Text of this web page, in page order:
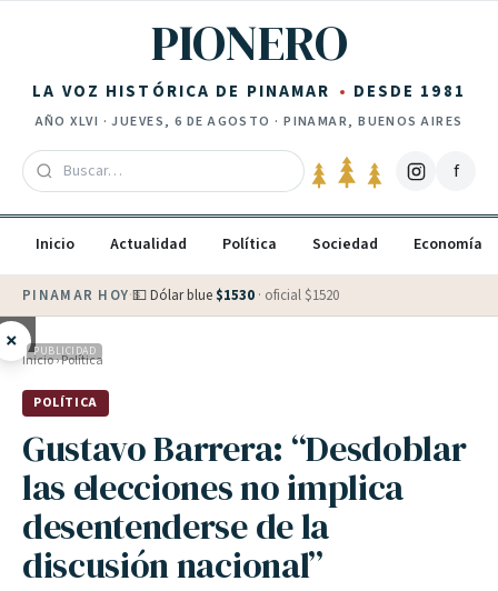
PIONERO
LA VOZ HISTÓRICA DE PINAMAR DESDE 1981
AÑOXLVI ·JUEVES, 6 DE AGOSTO · PINAMAR, BUENOS AIRES
f
Inicio Actualidad Política Sociedad Economía
PINAMAR HOY·💵 Dólar blue $1530 · oficial $1520
× PUBLICIDAD
Inicio›Política
POLÍTICA
Gustavo Barrera: “Desdoblar
las elecciones no implica
desentenderse de la
discusión nacional”